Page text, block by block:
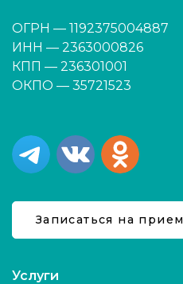
ОГРН — 1192375004887
ИНН — 2363000826
КПП — 236301001
ОКПО — 35721523
Записаться на прием
Услуги